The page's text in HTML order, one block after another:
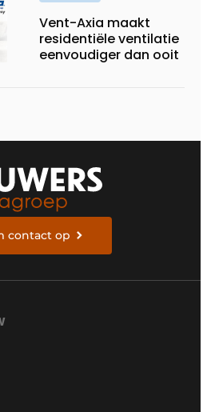
Vent-Axia maakt
residentiële ventilatie
eenvoudiger dan ooit
contact op